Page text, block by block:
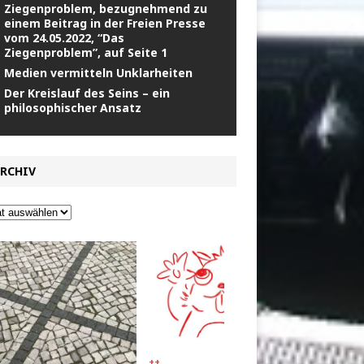
Ziegenproblem, bezugnehmend zu
einem Beitrag in der Freien Presse
vom 24.05.2022, “Das
Ziegenproblem”, auf Seite 1
Medien vermitteln Unklarheiten
Der Kreislauf des Seins – ein
philosophischer Ansatz
++